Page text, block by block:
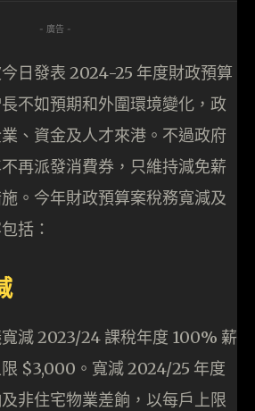
- 廣告 -
日發表 2024-25 年度財政預算
不如預期和外圍環境變化，政
、資金及人才來港。不過政府
再派發消費券，只維持減免薪
。今年財政預算案稅務寬減及
括：
減 2023/24 課稅年度 100% 薪
$3,000。寬減 2024/25 年度
非住宅物業差餉，以每戶上限